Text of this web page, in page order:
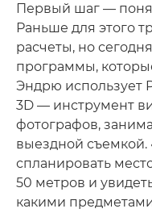
Первый шаг —
Раньше для этого
расчеты, но
программы,
Эндрю использует
3D — инструмент
фотографов,
выездной
спланировать
50 метров и
какими